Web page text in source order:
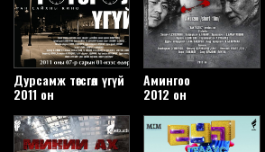
Дурсамж төгсгөл үгүй
2011 он
Амингоо
2012 он